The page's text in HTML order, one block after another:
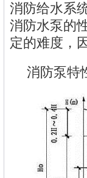
消防给水系
消防水泵的
定的难度，
消防泵特